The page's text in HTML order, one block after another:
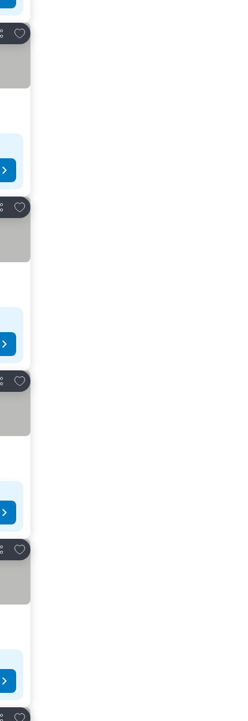
Adicionar aos favoritos
Adicionar aos favoritos
Adicionar aos favoritos
Adicionar aos favoritos
Adicionar aos favoritos